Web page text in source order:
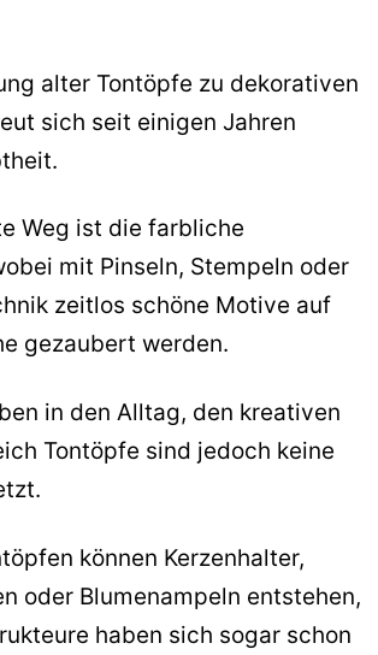
alter Tontöpfe zu dekorativen
sich seit einigen Jahren
Weg ist die farbliche
mit Pinseln, Stempeln oder
zeitlos schöne Motive auf
gezaubert werden.
in den Alltag, den kreativen
Tontöpfe sind jedoch keine
können Kerzenhalter,
oder Blumenampeln entstehen,
haben sich sogar schon